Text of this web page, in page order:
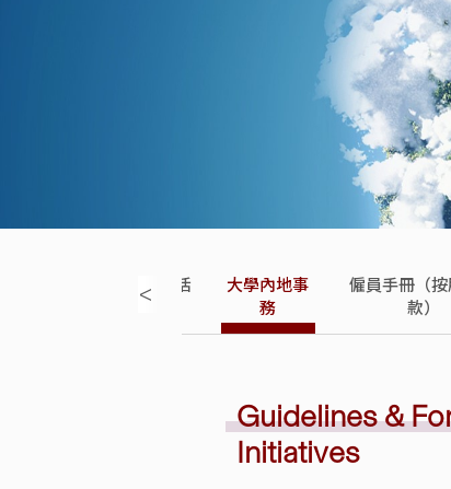
<校外活
大學內地事
務
僱員手冊（
款）
Guidelines &
Initiatives